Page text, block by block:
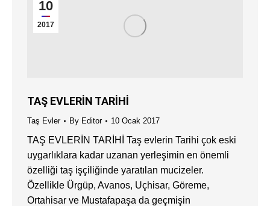
10
2017
TAŞ EVLERİN TARİHİ
Taş Evler By Editor 10 Ocak 2017
TAŞ EVLERİN TARİHİ Taş evlerin Tarihi çok eski
uygarlıklara kadar uzanan yerleşimin en önemli
özelliği taş işçiliğinde yaratılan mucizeler.
Özellikle Ürgüp, Avanos, Uçhisar, Göreme,
Ortahisar ve Mustafapaşa da geçmişin